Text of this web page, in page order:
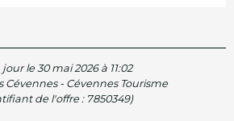
jour le 30 mai 2026 à 11:02
Cévennes - Cévennes Tourisme
de l'offre : 7850349)